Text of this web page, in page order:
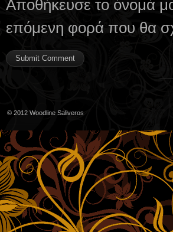
Αποθήκευσε το όνομά
επόμενη φορά που θα
© 2012 Woodline Saliveros